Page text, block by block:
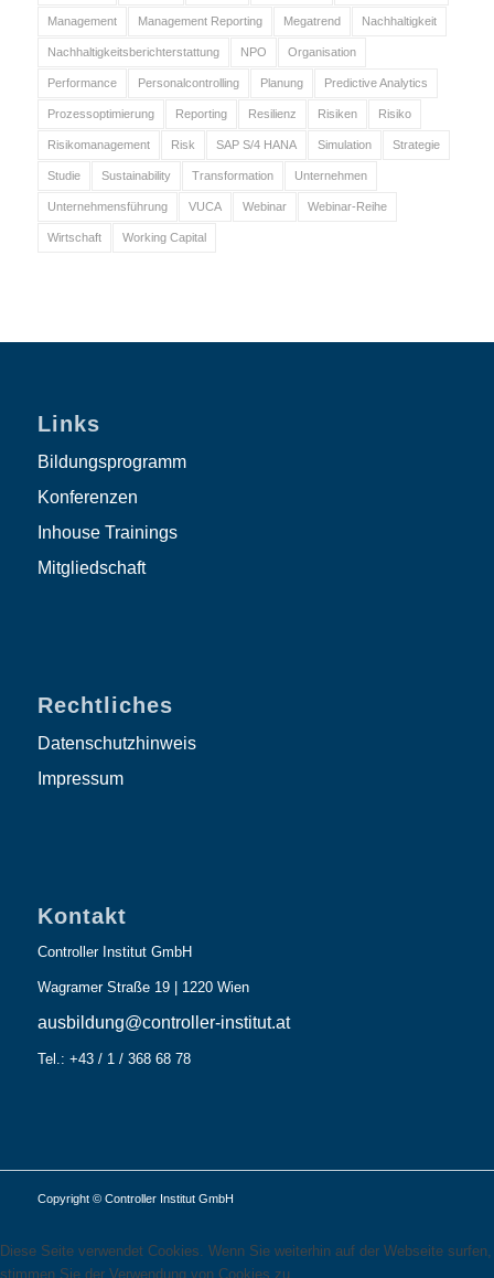
Management Management Reporting Megatrend Nachhaltigkeit
Nachhaltigkeitsberichterstattung NPO Organisation
Performance Personalcontrolling Planung Predictive Analytics
Prozessoptimierung Reporting Resilienz Risiken Risiko
Risikomanagement Risk SAP S/4 HANA Simulation Strategie
Studie Sustainability Transformation Unternehmen
Unternehmensführung VUCA Webinar Webinar-Reihe
Wirtschaft Working Capital
Links
Bildungsprogramm
Konferenzen
Inhouse Trainings
Mitgliedschaft
Rechtliches
Datenschutzhinweis
Impressum
Kontakt
Controller Institut GmbH
Wagramer Straße 19 | 1220 Wien
ausbildung@controller-institut.at
Tel.: +43 / 1 / 368 68 78
Copyright © Controller Institut GmbH
Diese Seite verwendet Cookies. Wenn Sie weiterhin auf der Webseite surfen,
stimmen Sie der Verwendung von Cookies zu.